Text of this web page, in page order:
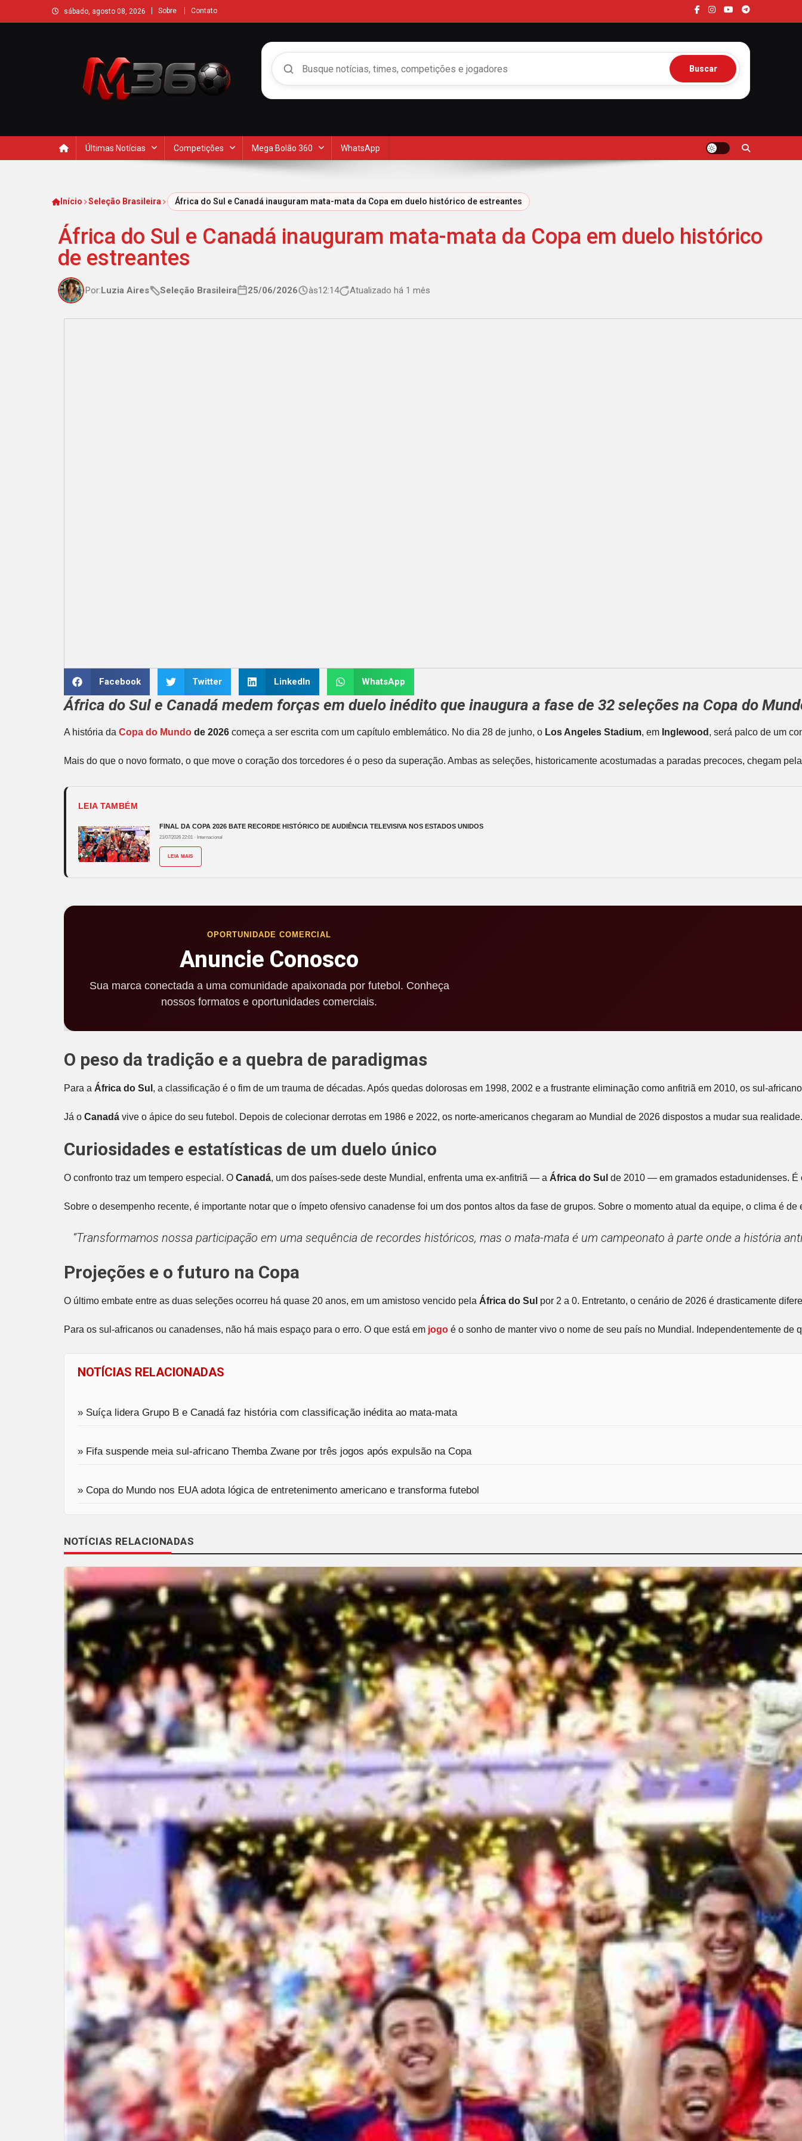
sábado, agosto 08, 2026 Sobre Contato
Buscar no Mengão 360
Buscar
Últimas Notícias Competições Mega Bolão 360 WhatsApp
Início Seleção Brasileira África do Sul e Canadá inauguram mata-mata da Copa em duelo histórico de estreantes
África do Sul e Canadá inauguram mata-mata da Copa em duelo histórico
de estreantes
Por:Luzia Aires Seleção Brasileira 25/06/2026 às12:14 Atualizado há 1 mês
Facebook Twitter LinkedIn WhatsApp
África do Sul e Canadá medem forças em duelo inédito que inaugura a fase de 32 seleções na Copa do
A história da Copa do Mundo de 2026 começa a ser escrita com um capítulo emblemático. No dia 28 de junho, o Los Angeles Stadium, em Inglewood , será palco de um
Mais do que o novo formato, o que move o coração dos torcedores é o peso da superação. Ambas as seleções, historicamente acostumadas a paradas precoces, chegam
LEIA TAMBÉM
FINAL DA COPA 2026 BATE RECORDE HISTÓRICO DE AUDIÊNCIA TELEVISIVA NOS ESTADOS UNIDOS
21/07/2026 22:01 · Internacional
LEIA MAIS
OPORTUNIDADE COMERCIAL
Anuncie Conosco
Sua marca conectada a uma comunidade apaixonada por futebol. Conheça
nossos formatos e oportunidades comerciais.
O peso da tradição e a quebra de paradigmas
Para a África do Sul , a classificação é o fim de um trauma de décadas. Após quedas dolorosas em 1998, 2002 e a frustrante eliminação como anfitriã em 2010, os sul-
Já o Canadá vive o ápice do seu futebol. Depois de colecionar derrotas em 1986 e 2022, os norte-americanos chegaram ao Mundial de 2026 dispostos a mudar sua
Curiosidades e estatísticas de um duelo único
O confronto traz um tempero especial. O Canadá, um dos países-sede deste Mundial, enfrenta uma ex-anfitriã — a África do Sul de 2010 — em gramados estadunidenses. É
Sobre o desempenho recente, é importante notar que o ímpeto ofensivo canadense foi um dos pontos altos da fase de grupos. Sobre o momento atual da equipe, o clima é de
“Transformamos nossa participação em uma sequência de recordes históricos, mas o mata-mata é um campeonato à parte onde a história
Projeções e o futuro na Copa
O último embate entre as duas seleções ocorreu há quase 20 anos, em um amistoso vencido pela África do Sul por 2 a 0. Entretanto, o cenário de 2026 é drasticamente
Para os sul-africanos ou canadenses, não há mais espaço para o erro. O que está em jogo é o sonho de manter vivo o nome de seu país no Mundial. Independentemente
NOTÍCIAS RELACIONADAS
» Suíça lidera Grupo B e Canadá faz história com classificação inédita ao mata-mata
» Fifa suspende meia sul-africano Themba Zwane por três jogos após expulsão na Copa
» Copa do Mundo nos EUA adota lógica de entretenimento americano e transforma futebol
NOTÍCIAS RELACIONADAS